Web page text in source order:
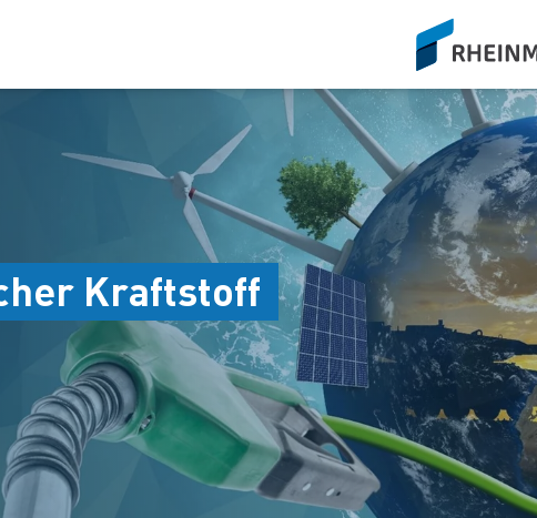
siteLogo
Kraftstoff